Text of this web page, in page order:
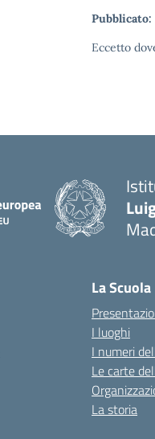
Pubblicato:
Eccetto
La Scuola
I luoghi
I numeri
Le carte
La storia